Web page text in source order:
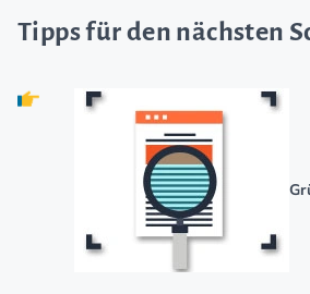
Tipps für den nächsten